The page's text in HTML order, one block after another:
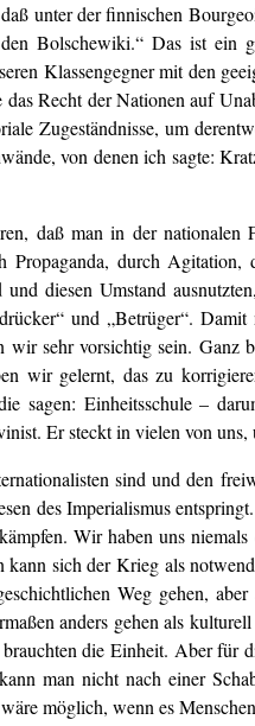
unter der finnischen
Bolschewiki.“ Das ist
Klassengegner mit den
Recht der Nationen auf
Zugeständnisse, um
von denen ich sagte:
daß man in der
durch
diesen Umstand
und „Betrüger“.
sehr vorsichtig sein.
wir gelernt, das zu
sagen: Einheitsschule –
Er steckt in vielen von
sind und den
des Imperialismus
Wir haben uns
sich der Krieg als
Weg gehen,
anders gehen als
die Einheit. Aber
man nicht nach einer
möglich, wenn es